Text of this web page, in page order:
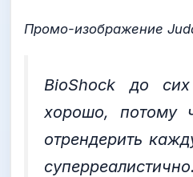
Промо-изображение
BioShock до
хорошо, потому
отрендерить